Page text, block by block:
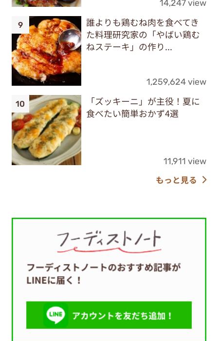
14,247 view
誰よりも鶏むね肉を食べてき
た料理研究家の「やばい鶏む
ねステーキ」の作り...
1,259,624 view
「ズッキーニ」が主役！夏に
食べたい簡単おかず4選
11,911 view
もっと見る